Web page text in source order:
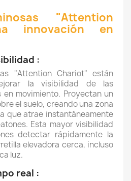
"Attention
innovación en
:
"Attention Chariot" están
la visibilidad de las
movimiento. Proyectan un
el suelo, creando una zona
que atrae instantáneamente
Esta mayor visibilidad
detectar rápidamente la
elevadora cerca, incluso
luz.
real :